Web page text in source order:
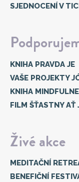
SJEDNOCENÍ V
KNIHA PRAVDA JE
VAŠE PROJEKTY
KNIHA
FILM ŠŤASTNY AŤ
Živé akce
MEDITAČNÍ
BENEFIČNÍ